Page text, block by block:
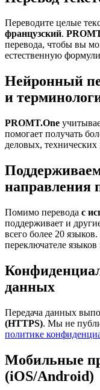
Переводите целые
французский.
перевода, чтобы вы
естественную
Нейронный
и
PROMT.One
помогает получать
деловых,
направления
Помимо перевода с
поддерживает и
всего более 20
переключателе языков
данных
Передача данных
(HTTPS). Мы не
политике
Мобильные
(iOS/Android)